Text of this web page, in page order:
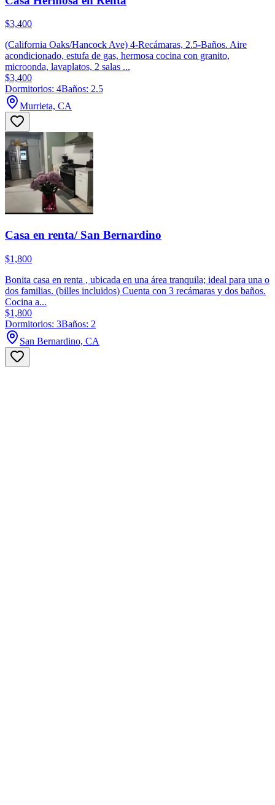
$3,400
(California Oaks/Hancock Ave) 4-Recámaras, 2.5-Baños. Aire
acondicionado, estufa de gas, hermosa cocina con granito,
microonda, lavaplatos, 2 salas ...
$3,400
Dormitorios: 4Baños: 2.5
Murrieta, CA
Casa en renta/ San Bernardino
$1,800
Bonita casa en renta , ubicada en una área tranquila; ideal para una o
dos familias. (billes incluidos) Cuenta con 3 recámaras y dos baños.
Cocina a...
$1,800
Dormitorios: 3Baños: 2
San Bernardino, CA